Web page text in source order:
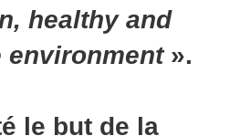
healthy and
environment».
le but de la